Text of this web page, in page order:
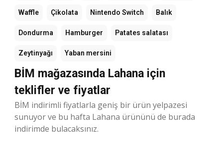
Waffle Çikolata Nintendo Switch Balık
Dondurma Hamburger Patates salatası
Zeytinyağı Yaban mersini
BİM mağazasında Lahana için
teklifler ve fiyatlar
BİM indirimli fiyatlarla geniş bir ürün yelpazesi
sunuyor ve bu hafta Lahana ürününü de burada
indirimde bulacaksınız.